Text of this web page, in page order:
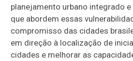
planejamento urbano integrado
que abordem essas
compromisso das cidades
em direção à localização de
cidades e melhorar as